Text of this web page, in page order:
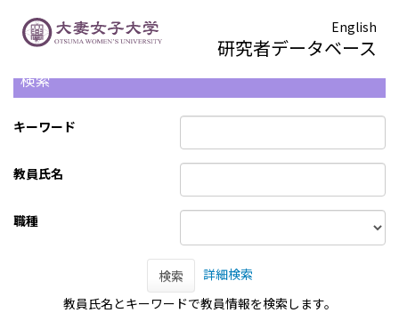
English
研究者データベース
検索
キーワード
教員氏名
職種
検索
詳細検索
教員氏名とキーワードで教員情報を検索します。